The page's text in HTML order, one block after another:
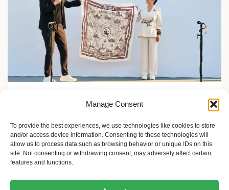
Manage Consent
To provide the best experiences, we use technologies like cookies to store
and/or access device information. Consenting to these technologies will
allow us to process data such as browsing behavior or unique IDs on this
site. Not consenting or withdrawing consent, may adversely affect certain
features and functions.
minuta?
2 meseca ago Sandra Iršević